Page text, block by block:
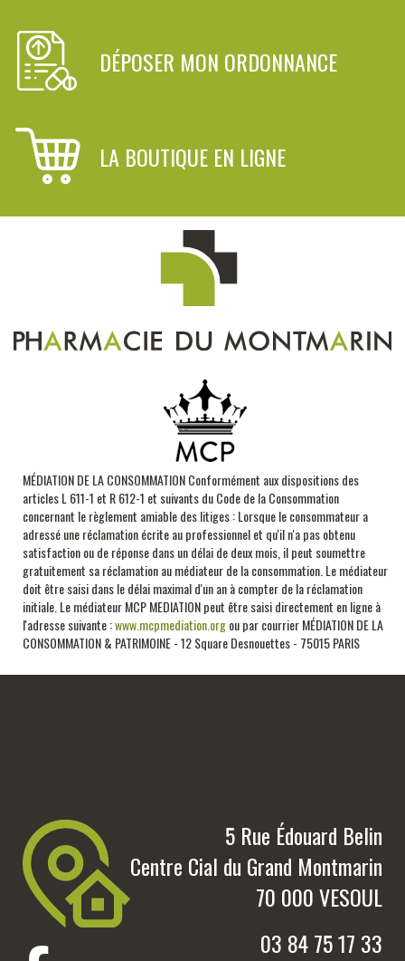
DÉPOSER MON ORDONNANCE
LA BOUTIQUE EN LIGNE
MÉDIATION DE LA CONSOMMATION Conformément aux dispositions des
articles L 611-1 et R 612-1 et suivants du Code de la Consommation
concernant le règlement amiable des litiges : Lorsque le consommateur a
adressé une réclamation écrite au professionnel et qu'il n'a pas obtenu
satisfaction ou de réponse dans un délai de deux mois, il peut soumettre
gratuitement sa réclamation au médiateur de la consommation. Le médiateur
doit être saisi dans le délai maximal d'un an à compter de la réclamation
initiale.Le médiateur MCP MEDIATION peut être saisi directement en ligne à
l'adresse suivante :www.mcpmediation.orgou par courrier MÉDIATION DE LA
CONSOMMATION & PATRIMOINE - 12 Square Desnouettes - 75015 PARIS
5 Rue Édouard Belin
Centre Cial du Grand Montmarin
70 000 VESOUL
03 84 75 17 33